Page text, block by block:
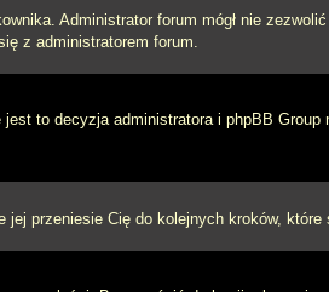
Administrator forum mógł nie
z administratorem forum.
to decyzja administratora i phpBB
przeniesie Cię do kolejnych kroków, które